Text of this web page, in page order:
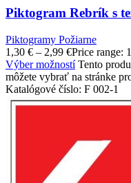
Piktogram Rebrík s
Piktogramy Požiarne
1,30 € – 2,99 €Price range:
Výber možností Tento
môžete vybrať na stránke
Katalógové číslo: F 002-1